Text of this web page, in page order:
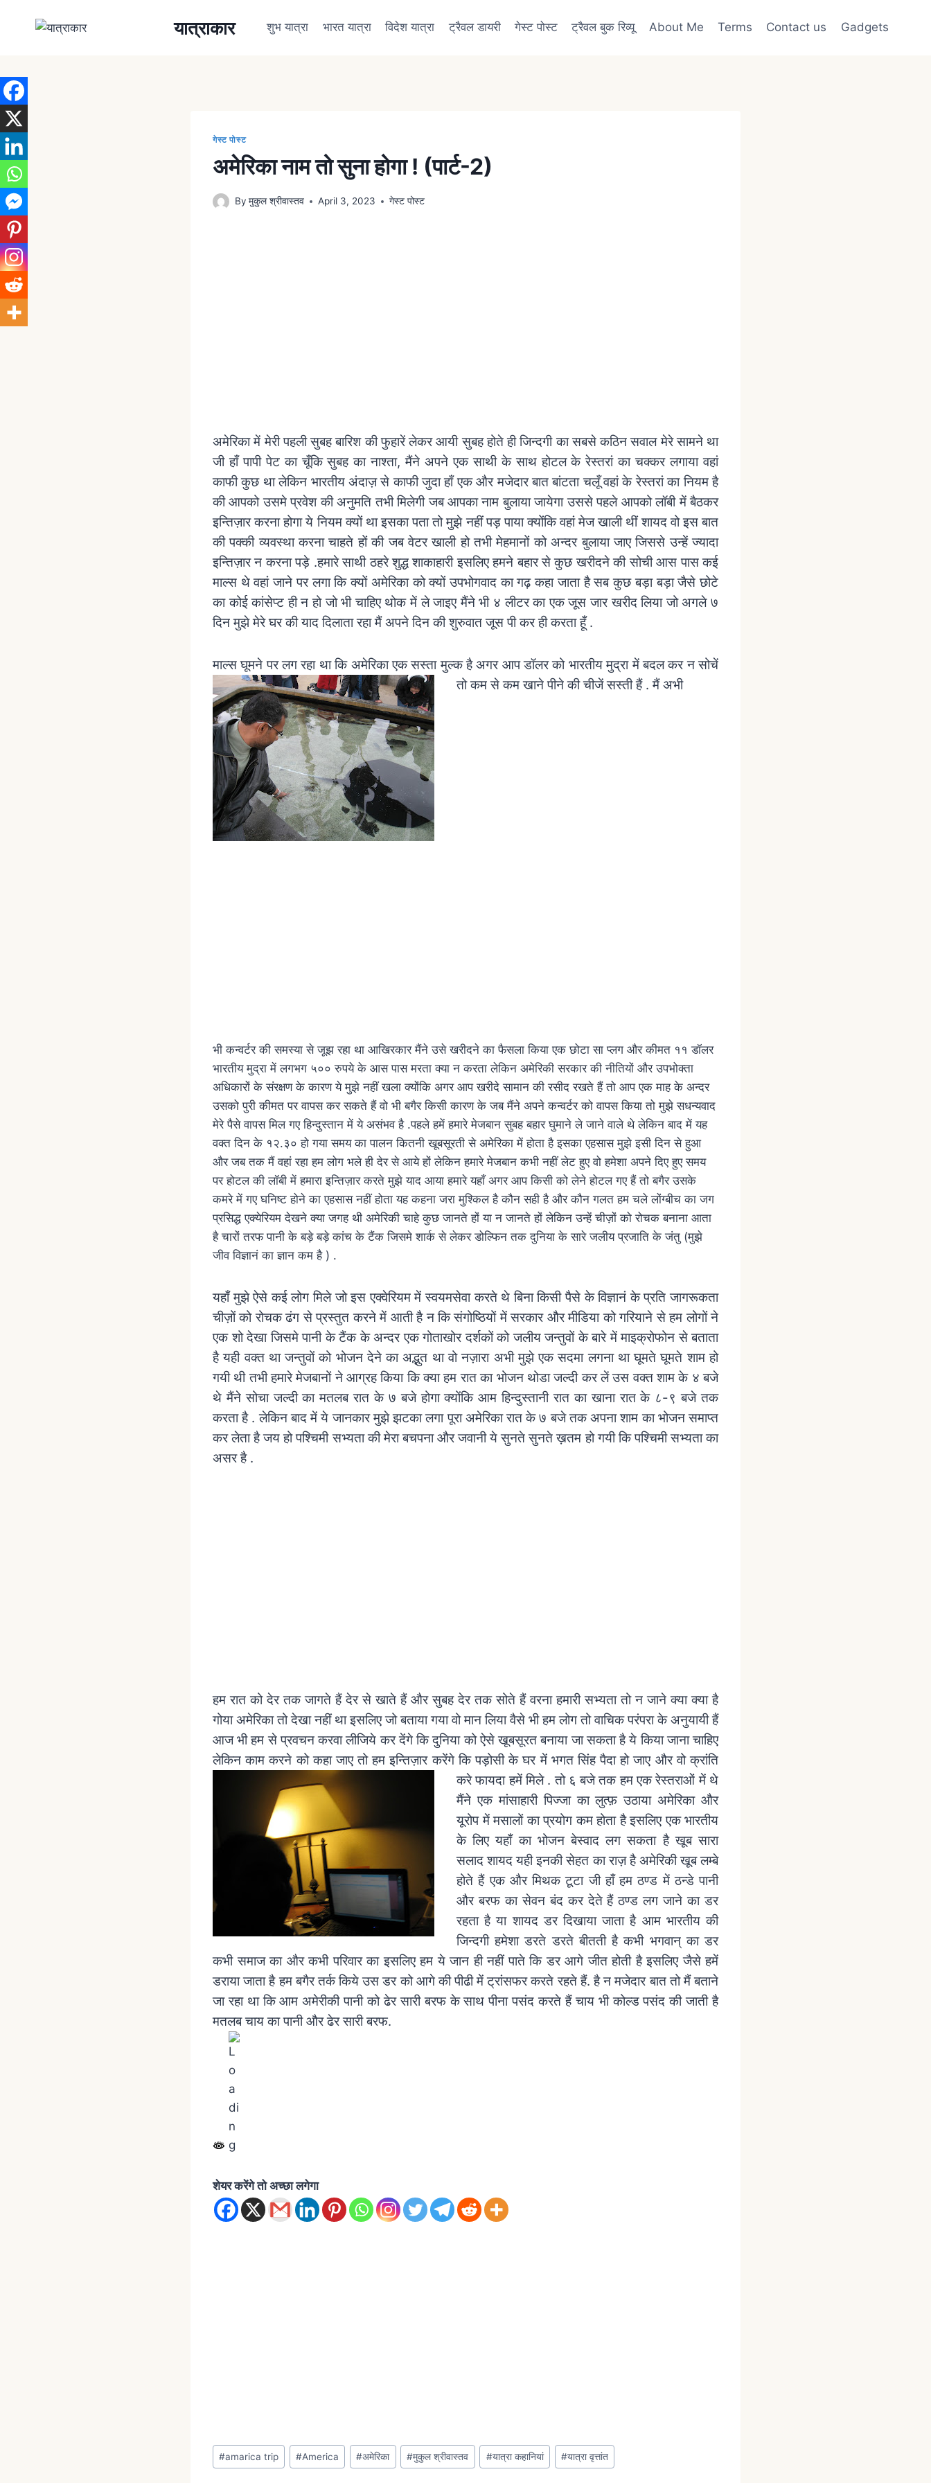
यात्राकार शुभ यात्रा भारत यात्रा विदेश यात्रा ट्रैवल डायरी गेस्ट पोस्ट ट्रैवल बुक रिव्यू About Me Terms Contact us Gadgets
गेस्ट पोस्ट
अमेरिका नाम तो सुना होगा ! (पार्ट-2)
By मुकुल श्रीवास्तव April 3, 2023 गेस्ट पोस्ट
अमेरिका में मेरी पहली सुबह बारिश की फुहारें लेकर आयी सुबह होते ही जिन्दगी का सबसे कठिन सवाल मेरे सामने था
जी हाँ पापी पेट का चूँकि सुबह का नाश्ता, मैंने अपने एक साथी के साथ होटल के रेस्तरां का चक्कर लगाया वहां
काफी कुछ था लेकिन भारतीय अंदाज़ से काफी जुदा हाँ एक और मजेदार बात बांटता चलूँ वहां के रेस्तरां का नियम है
की आपको उसमे प्रवेश की अनुमति तभी मिलेगी जब आपका नाम बुलाया जायेगा उससे पहले आपको लॉबी में बैठकर
इन्तिज़ार करना होगा ये नियम क्यों था इसका पता तो मुझे नहीं पड़ पाया क्योंकि वहां मेज खाली थीं शायद वो इस बात
की पक्की व्यवस्था करना चाहते हों की जब वेटर खाली हो तभी मेहमानों को अन्दर बुलाया जाए जिससे उन्हें ज्यादा
इन्तिज़ार न करना पड़े .हमारे साथी ठहरे शुद्ध शाकाहारी इसलिए हमने बहार से कुछ खरीदने की सोची आस पास कई
माल्स थे वहां जाने पर लगा कि क्यों अमेरिका को क्यों उपभोगवाद का गढ़ कहा जाता है सब कुछ बड़ा बड़ा जैसे छोटे
का कोई कांसेप्ट ही न हो जो भी चाहिए थोक में ले जाइए मैंने भी ४ लीटर का एक जूस जार खरीद लिया जो अगले ७
दिन मुझे मेरे घर की याद दिलाता रहा मैं अपने दिन की शुरुवात जूस पी कर ही करता हूँ .
माल्स घूमने पर लग रहा था कि अमेरिका एक सस्ता मुल्क है अगर आप डॉलर को भारतीय मुद्रा में बदल कर न सोचें
तो कम से कम खाने पीने की चीजें सस्ती हैं . मैं अभी
भी कन्वर्टर की समस्या से जूझ रहा था आखिरकार मैंने उसे खरीदने का फैसला किया एक छोटा सा प्लग और कीमत ११ डॉलर
भारतीय मुद्रा में लगभग ५०० रुपये के आस पास मरता क्या न करता लेकिन अमेरिकी सरकार की नीतियों और उपभोक्ता
अधिकारों के संरक्षण के कारण ये मुझे नहीं खला क्योंकि अगर आप खरीदे सामान की रसीद रखते हैं तो आप एक माह के अन्दर
उसको पुरी कीमत पर वापस कर सकते हैं वो भी बगैर किसी कारण के जब मैंने अपने कन्वर्टर को वापस किया तो मुझे सधन्यवाद
मेरे पैसे वापस मिल गए हिन्दुस्तान में ये असंभव है .पहले हमें हमारे मेजबान सुबह बहार घुमाने ले जाने वाले थे लेकिन बाद में यह
वक्त दिन के १२.३० हो गया समय का पालन कितनी खूबसूरती से अमेरिका में होता है इसका एहसास मुझे इसी दिन से हुआ
और जब तक मैं वहां रहा हम लोग भले ही देर से आये हों लेकिन हमारे मेजबान कभी नहीं लेट हुए वो हमेशा अपने दिए हुए समय
पर होटल की लॉबी में हमारा इन्तिज़ार करते मुझे याद आया हमारे यहाँ अगर आप किसी को लेने होटल गए हैं तो बगैर उसके
कमरे में गए घनिष्ट होने का एहसास नहीं होता यह कहना जरा मुश्किल है कौन सही है और कौन गलत हम चले लोंग्बीच का जग
प्रसिद्ध एक्येरियम देखने क्या जगह थी अमेरिकी चाहे कुछ जानते हों या न जानते हों लेकिन उन्हें चीज़ों को रोचक बनाना आता
है चारों तरफ पानी के बड़े बड़े कांच के टैंक जिसमे शार्क से लेकर डोल्फिन तक दुनिया के सारे जलीय प्रजाति के जंतु (मुझे
जीव विज्ञानं का ज्ञान कम है ) .
यहाँ मुझे ऐसे कई लोग मिले जो इस एक्वेरियम में स्वयमसेवा करते थे बिना किसी पैसे के विज्ञानं के प्रति जागरूकता
चीज़ों को रोचक ढंग से प्रस्तुत करने में आती है न कि संगोष्ठियों में सरकार और मीडिया को गरियाने से हम लोगों ने
एक शो देखा जिसमे पानी के टैंक के अन्दर एक गोताखोर दर्शकों को जलीय जन्तुवों के बारे में माइक्रोफोन से बताता
है यही वक्त था जन्तुवों को भोजन देने का अद्भुत था वो नज़ारा अभी मुझे एक सदमा लगना था घूमते घूमते शाम हो
गयी थी तभी हमारे मेजबानों ने आग्रह किया कि क्या हम रात का भोजन थोडा जल्दी कर लें उस वक्त शाम के ४ बजे
थे मैंने सोचा जल्दी का मतलब रात के ७ बजे होगा क्योंकि आम हिन्दुस्तानी रात का खाना रात के ८-९ बजे तक
करता है . लेकिन बाद में ये जानकार मुझे झटका लगा पूरा अमेरिका रात के ७ बजे तक अपना शाम का भोजन समाप्त
कर लेता है जय हो पश्चिमी सभ्यता की मेरा बचपना और जवानी ये सुनते सुनते ख़तम हो गयी कि पश्चिमी सभ्यता का
असर है .
हम रात को देर तक जागते हैं देर से खाते हैं और सुबह देर तक सोते हैं वरना हमारी सभ्यता तो न जाने क्या क्या है
गोया अमेरिका तो देखा नहीं था इसलिए जो बताया गया वो मान लिया वैसे भी हम लोग तो वाचिक परंपरा के अनुयायी हैं
आज भी हम से प्रवचन करवा लीजिये कर देंगे कि दुनिया को ऐसे खूबसूरत बनाया जा सकता है ये किया जाना चाहिए
लेकिन काम करने को कहा जाए तो हम इन्तिज़ार करेंगे कि पड़ोसी के घरमें भगत सिंह पैदा हो जाए और वो क्रांति
करे फायदा हमें मिले . तो ६ बजे तक हम एक रेस्तराओं में थे
मैंने एक मांसाहारी पिज्जा का लुत्फ़ उठाया अमेरिका और
यूरोप में मसालों का प्रयोग कम होता है इसलिए एक भारतीय
के लिए यहाँ का भोजन बेस्वाद लग सकता है खूब सारा
सलाद शायद यही इनकी सेहत का राज़ है अमेरिकी खूब लम्बे
होते हैं एक और मिथक टूटा जी हाँ हम ठण्ड में ठन्डे पानी
और बरफ का सेवन बंद कर देते हैं ठण्ड लग जाने का डर
रहता है या शायद डर दिखाया जाता है आम भारतीय की
जिन्दगी हमेशा डरते डरते बीतती है कभी भगवान् का डर
कभी समाज का और कभी परिवार का इसलिए हम ये जान ही नहीं पाते कि डर आगे जीत होती है इसलिए जैसे हमें
डराया जाता है हम बगैर तर्क किये उस डर को आगे की पीढी में ट्रांसफर करते रहते हैं. है न मजेदार बात तो मैं बताने
जा रहा था कि आम अमेरीकी पानी को ढेर सारी बरफ के साथ पीना पसंद करते हैं चाय भी कोल्ड पसंद की जाती है
मतलब चाय का पानी और ढेर सारी बरफ.
शेयर करेंगे तो अच्छा लगेगा
#amarica trip #America #अमेरिका #मुकुल श्रीवास्तव #यात्रा कहानियां #यात्रा वृत्तांत